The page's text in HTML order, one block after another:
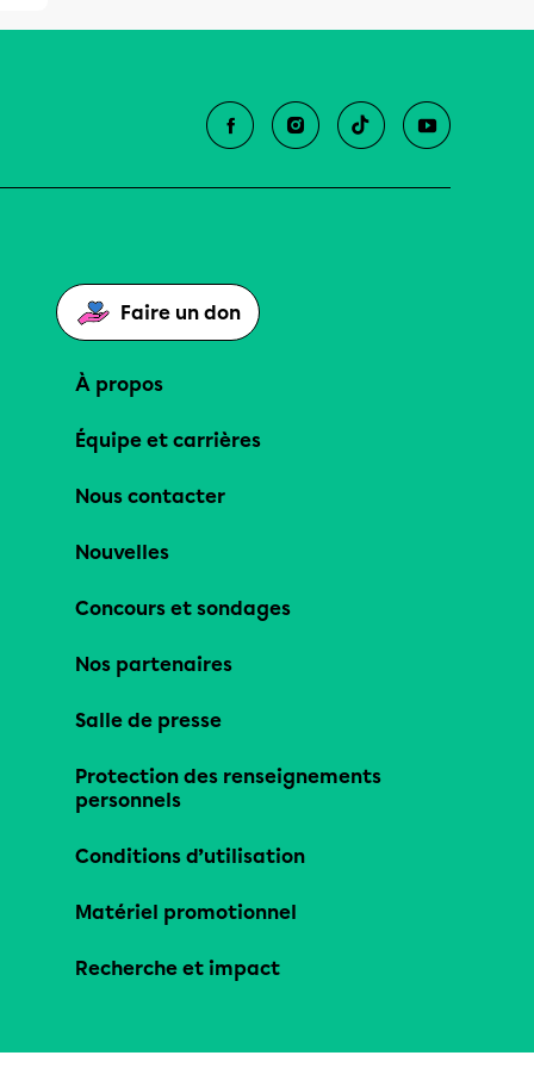
Faire un don
À propos
Équipe et carrières
Nous contacter
Nouvelles
Concours et sondages
Nos partenaires
Salle de presse
Protection des renseignements
personnels
Conditions d’utilisation
Matériel promotionnel
Recherche et impact